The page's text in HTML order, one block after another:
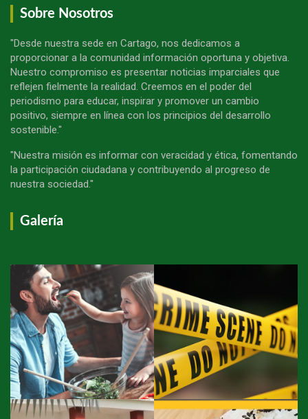
Sobre Nosotros
"Desde nuestra sede en Cartago, nos dedicamos a
proporcionar a la comunidad información oportuna y objetiva.
Nuestro compromiso es presentar noticias imparciales que
reflejen fielmente la realidad. Creemos en el poder del
periodismo para educar, inspirar y promover un cambio
positivo, siempre en línea con los principios del desarrollo
sostenible."
"Nuestra misión es informar con veracidad y ética, fomentando
la participación ciudadana y contribuyendo al progreso de
nuestra sociedad."
Galería